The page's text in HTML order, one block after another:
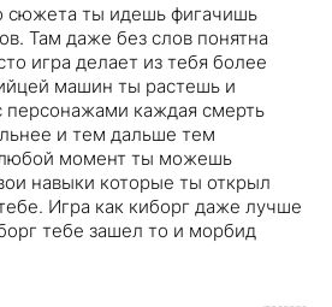
сюжета ты идешь фигачишь
Там даже без слов понятна
игра делает из тебя более
машин ты растешь и
персонажами каждая смерть
и тем дальше тем
момент ты можешь
навыки которые ты открыл
Игра как киборг даже лучше
тебе зашел то и морбид